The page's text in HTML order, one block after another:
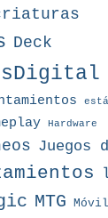
Deck
Hardware
Juegos
MTG Móvil